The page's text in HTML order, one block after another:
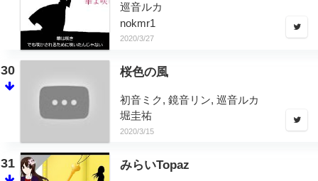
巡音ルカ
nokmr1
2020/3/27
30 桜色の風
初音ミク, 鏡音リン, 巡音ルカ
堀圭祐
2020/3/15
31 みらいTopaz